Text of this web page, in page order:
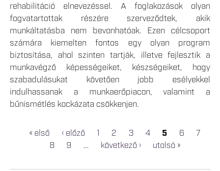
rehabilitáció elnevezéssel. A foglakozások olyan
fogvatartottak részére szerveződtek, akik
munkáltatásba nem bevonhatóak. Ezen célcsoport
számára kiemelten fontos egy olyan program
biztosítása, ahol szinten tartják, illetve fejlesztik a
munkavégző képességeiket, készségeiket, hogy
szabadulásukat követően jobb esélyekkel
indulhassanak a munkaerőpiacon, valamint a
bűnismétlés kockázata csökkenjen.
« első ‹ előző 1 2 3 4 5 6
7
8
9 … következő › utolsó »